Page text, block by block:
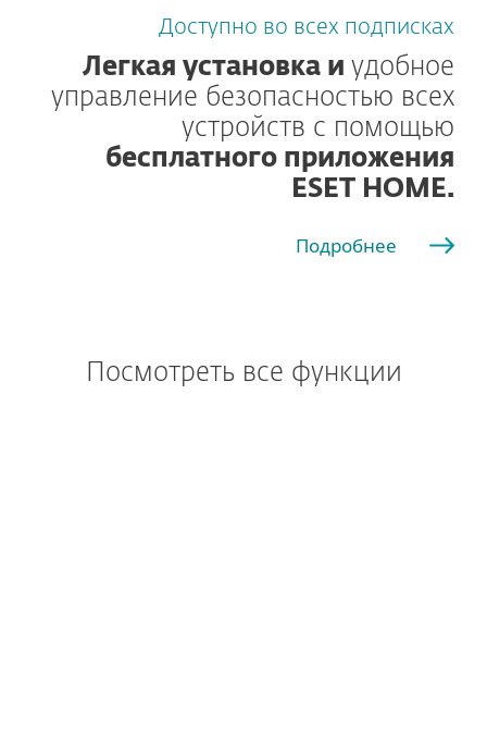
Доступно во всех подписках
Легкая установка и удобное
управление безопасностью всех
устройств с помощью
бесплатного приложения
ESET HOME.
Подробнее
Посмотреть все функции